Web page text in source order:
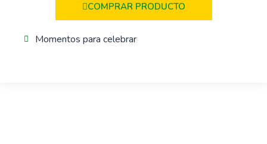
COMPRAR PRODUCTO
Momentos para celebrar